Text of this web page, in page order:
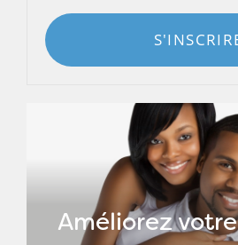
Améliorez